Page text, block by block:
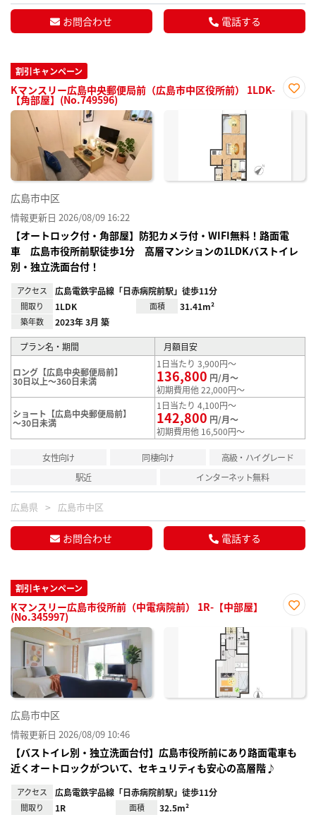
お問合わせ 電話する
割引キャンペーン
Kマンスリー広島中央郵便局前（広島市中区役所前） 1LDK-
【角部屋】(No.749596)
に入
広島市中区
情報更新日 2026/08/09 16:22
【オートロック付・角部屋】防犯カメラ付・WIFI無料！路面電
車 広島市役所前駅徒歩1分 高層マンションの1LDKバストイレ
別・独立洗面台付！
アクセス 広島電鉄宇品線「日赤病院前駅」徒歩11分
間取り 1LDK 面積 31.41m²
築年数 2023年 3月 築
プラン名・期間 月額目安
ロング【広島中央郵便局前】
30日以上～360日未満
1日当たり 3,900円～
136,800 円/月～
初期費用他 22,000円～
ショート【広島中央郵便局前】
～30日未満
1日当たり 4,100円～
142,800 円/月～
初期費用他 16,500円～
女性向け 同棲向け
高級・ハイグレード
駅近
インターネット無料
広島県 広島市中区
お問合わせ 電話する
割引キャンペーン
Kマンスリー広島市役所前（中電病院前） 1R-【中部屋】
(No.345997)
に入
広島市中区
情報更新日 2026/08/09 10:46
【バストイレ別・独立洗面台付】広島市役所前にあり路面電車も
近くオートロックがついて、セキュリティも安心の高層階♪
アクセス 広島電鉄宇品線「日赤病院前駅」徒歩11分
間取り 1R 面積 32.5m²